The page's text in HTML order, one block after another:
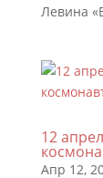
Левина
12
Апр 12,